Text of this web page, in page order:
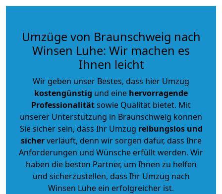
Umzüge von Braunschweig nach
Winsen Luhe: Wir machen es
Ihnen leicht
Wir geben unser Bestes, dass hier Umzug
kostengünstig und eine hervorragende
Professionalitätsowie Qualität bietet. Mit
unserer Unterstützung in Braunschweig können
Sie sicher sein, dass Ihr Umzug reibungslos und
sicherverläuft, denn wir sorgen dafür, dass Ihre
Anforderungen und Wünsche erfüllt werden. Wir
haben die besten Partner, um Ihnen zu helfen
und sicherzustellen, dass Ihr Umzug nach
Winsen Luhe ein erfolgreicher ist.